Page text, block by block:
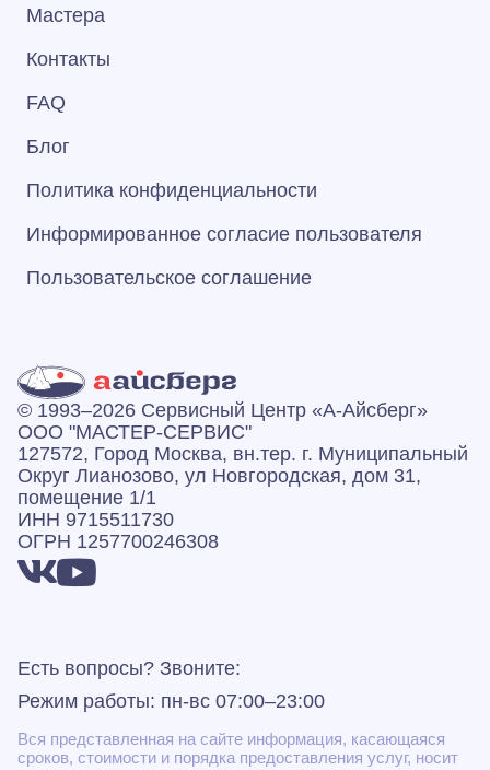
Мастера
Контакты
FAQ
Блог
Политика конфиденциальности
Информированное согласие пользователя
Пользовательское соглашение
© 1993–2026 Сервисный Центр «А‑Айсберг»
ООО "МАСТЕР-СЕРВИС"
127572, Город Москва, вн.тер. г. Муниципальный
Округ Лианозово, ул Новгородская, дом 31,
помещение 1/1
ИНН 9715511730
ОГРН 1257700246308
Есть вопросы? Звоните:
Режим работы: пн-вс 07:00–23:00
Вся представленная на сайте информация, касающаяся
сроков, стоимости и порядка предоставления услуг, носит